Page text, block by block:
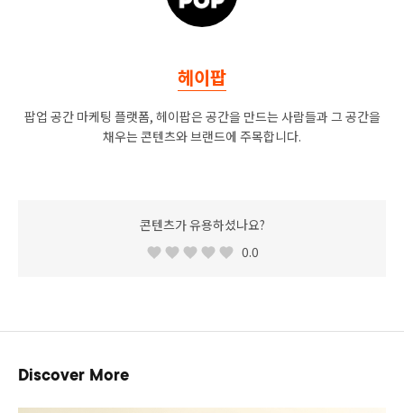
헤이팝
팝업 공간 마케팅 플랫폼, 헤이팝은 공간을 만드는 사람들과 그 공간을
채우는 콘텐츠와 브랜드에 주목합니다.
콘텐츠가 유용하셨나요?
0.0
Discover More